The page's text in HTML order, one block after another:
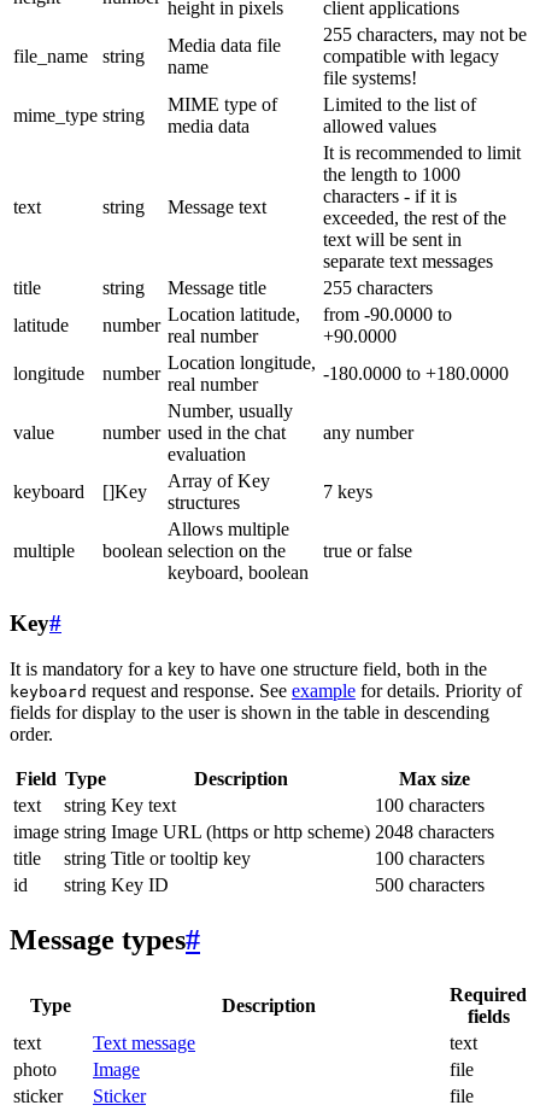
height in pixels
client applications
file_name string
Media data file
name
255 characters, may not be
compatible with legacy
file systems!
mime_type string
MIME type of
media data
Limited to the list of
allowed values
text string Message text
It is recommended to limit
the length to 1000
characters - if it is
exceeded, the rest of the
text will be sent in
separate text messages
title
string Message title
255 characters
latitude
number
Location latitude,
real number
from -90.0000 to
+90.0000
longitude
number
Location longitude,
real number
-180.0000 to +180.0000
value number
Number, usually
used in the chat
evaluation
any number
keyboard []Key
Array of Key
structures
7 keys
multiple boolean
Allows multiple
selection on the
keyboard, boolean
true or false
Key#
It is mandatory for a key to have one structure field, both in the
keyboard request and response. See example for details. Priority of
fields for display to the user is shown in the table in descending
order.
Field Type Description
Max size
text
string Key text
100 characters
image string Image URL (https or http scheme) 2048 characters
title
string Title or tooltip key
100 characters
id
string Key ID 500 characters
Message types#
Type Description
Required
fields
text
Text message
text
photo
Image
file
sticker
Sticker
file